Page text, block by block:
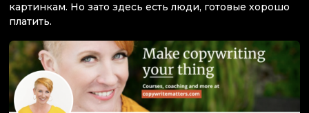
картинкам. Но зато здесь есть люди, готовые хорошо
платить.